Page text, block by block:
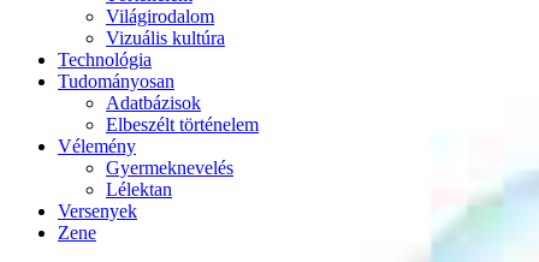
Világirodalom
Vizuális kultúra
Technológia
Tudományosan
Adatbázisok
Elbeszélt történelem
Vélemény
Gyermeknevelés
Lélektan
Versenyek
Zene